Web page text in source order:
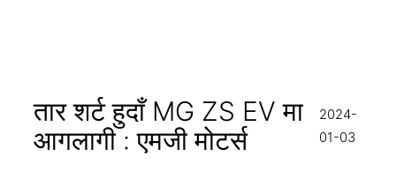
तार शर्ट हुदाँ MG ZS EV मा
आगलागी : एमजी मोटर्स
2024-
01-03